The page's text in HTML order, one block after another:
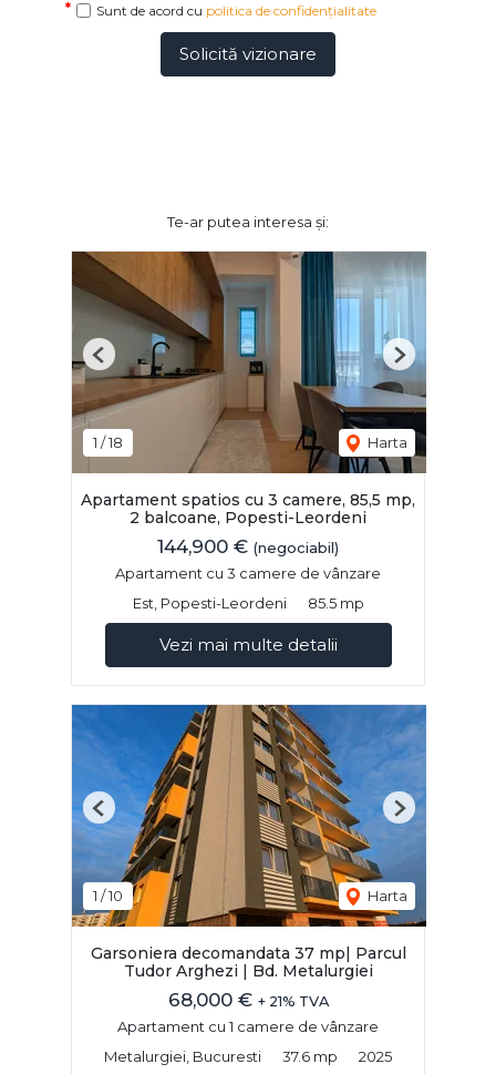
Sunt de acord cu politica de confidențialitate
Solicită vizionare
Te-ar putea interesa și:
1 /18 Harta
Previous Next
Apartament spatios cu 3 camere, 85,5 mp,
2 balcoane, Popesti-Leordeni
144,900 € (negociabil)
Apartament cu 3 camere de vânzare
Est, Popesti-Leordeni
85.5 mp
Vezi mai multe detalii
1 /10 Harta
Previous Next
Garsoniera decomandata 37 mp| Parcul
Tudor Arghezi | Bd. Metalurgiei
68,000 € + 21% TVA
Apartament cu 1 camere de vânzare
Metalurgiei, Bucuresti
37.6 mp 2025